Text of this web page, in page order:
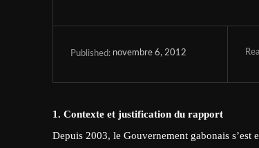
Published: novembre 6, 2012
1. Contexte et justification du rapport
Depuis 2003, le Gouvernement gabonais s’est